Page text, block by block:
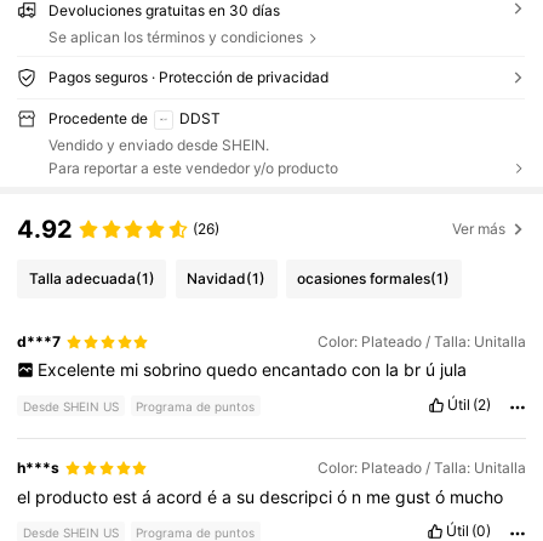
Devoluciones gratuitas en 30 días
Se aplican los términos y condiciones
Pagos seguros · Protección de privacidad
Procedente de
DDST
Vendido y enviado desde SHEIN.
Para reportar a este vendedor y/o producto
4.92 (26) Ver más
Talla adecuada(1) Navidad(1) ocasiones formales(1)
d***7 Color: Plateado / Talla: Unitalla
Excelente mi sobrino quedo encantado con la br ú jula
Desde SHEIN US Programa de puntos Útil (2)
h***s Color: Plateado / Talla: Unitalla
el productoestáacordéasudescripció n megustó mucho
Desde SHEIN US Programa de puntos Útil (0)